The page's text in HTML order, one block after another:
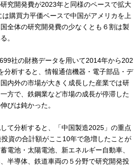
究開発費が2023年と同様のペースで拡大
購買力平価ベースで中国がアメリカを上
全体の研究開発費の少なくとも６割は製
。
社の財務データを用いて2014年から202
分析すると、情報通信機器・電子部品・デ
内外の市場が大きく成長した産業では研
方で、鉄鋼業など市場の成長が停滞した
びは鈍かった。
て分析すると、「中国製造2025」の重点
資の合計額がここ10年で急増したことが
電池・太陽電池、新エネルギー自動車、
半導体、鉄道車両の５分野で研究開発投